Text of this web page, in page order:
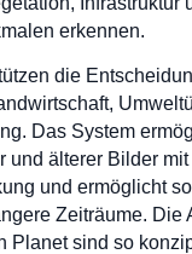
erkennen.
die
Das System
und älterer Bilder
und ermöglicht
Zeiträume. Die
Planet sind so